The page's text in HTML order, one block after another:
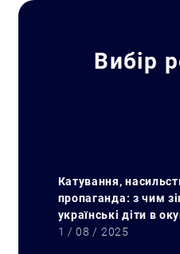
Вибір
Катування,
пропаганда: з чим
українські діти в
1 / 08 / 2025